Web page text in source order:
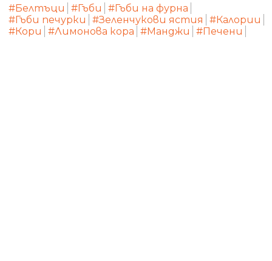
#Белтъци #Гъби
#Гъби на фурна
#Гъби печурки
#Зеленчукови ястия
#Калории
#Кори
#Лимонова кора #Манджи #Печени